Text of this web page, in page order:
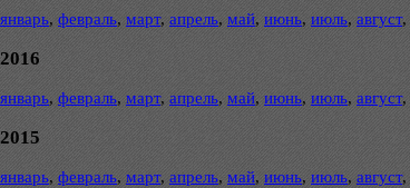
январь, февраль, март, апрель, май, июнь, июль, август,
2016
январь, февраль, март, апрель, май, июнь, июль, август,
2015
январь, февраль, март, апрель, май, июнь, июль, август,